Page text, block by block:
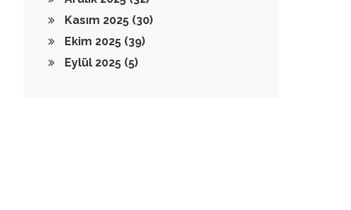
Kasım 2025 (30)
Ekim 2025 (39)
Eylül 2025 (5)